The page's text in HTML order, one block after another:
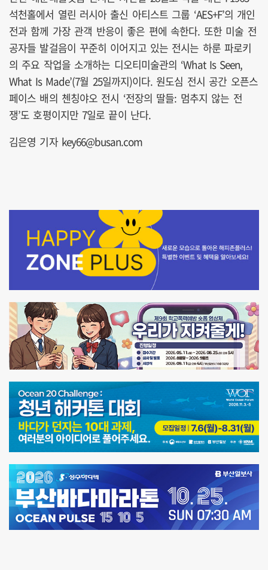
석천홀에서 열린 러시아 출신 아티스트 그룹 ‘AES+F’의 개인
전과 함께 가장 관객 반응이 좋은 편에 속한다. 또한 미술 전
공자들 발걸음이 꾸준히 이어지고 있는 전시는 하룬 파로키
의 주요 작업을 소개하는 디오티미술관의 ‘What Is Seen,
What Is Made’(7월 25일까지)이다. 원도심 전시 공간 오픈스
페이스 배의 첸칭야오 전시 ‘전장의 딸들: 멈추지 않는 전
쟁’도 호평이지만 7일로 끝이 난다.
김은영 기자 key66@busan.com